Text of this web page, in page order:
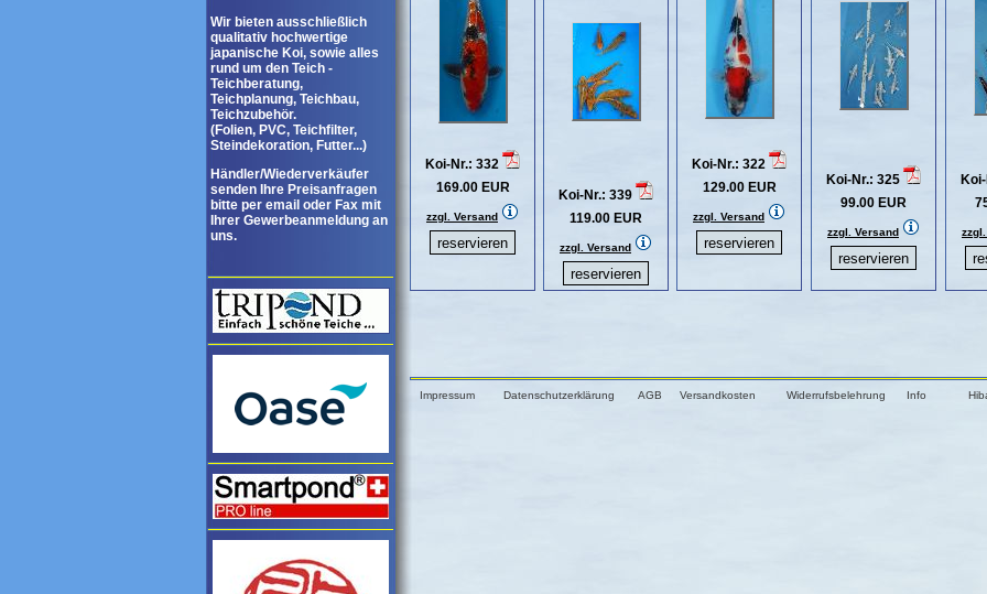
Wir bieten ausschließlich
qualitativ hochwertige
japanische Koi, sowie alles
rund um den Teich -
Teichberatung,
Teichplanung, Teichbau,
Teichzubehör.
(Folien, PVC, Teichfilter,
Steindekoration, Futter...)
Händler/Wiederverkäufer
senden Ihre Preisanfragen
bitte per email oder Fax mit
Ihrer Gewerbeanmeldung an
uns.
Koi-Nr.: 332
169.00 EUR
zzgl. Versand
Koi-Nr.: 339
119.00 EUR
zzgl. Versand
Koi-Nr.: 322
129.00 EUR
zzgl. Versand
Koi-Nr.: 325
99.00 EUR
zzgl. Versand
Impressum Datenschutzerklärung AGB Versandkosten Widerrufsbelehrung Info